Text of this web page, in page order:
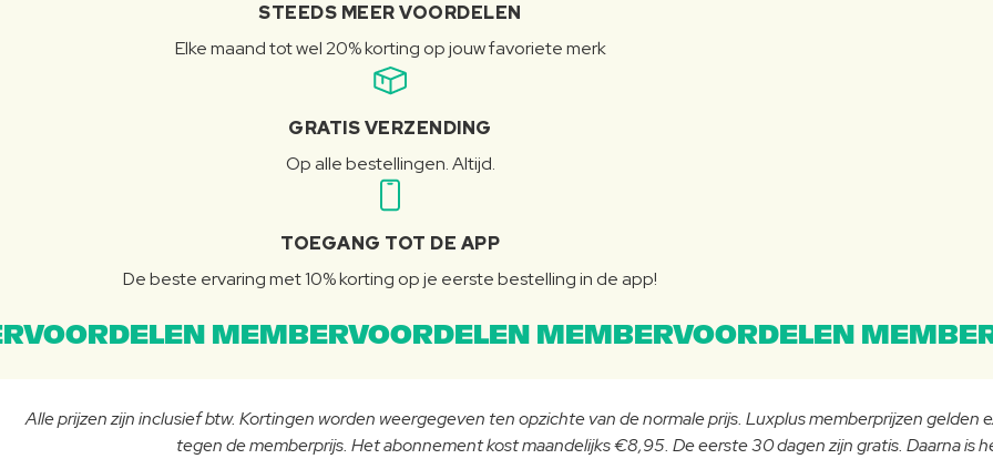
STEEDS MEER VOORDELEN
Elke maand tot wel 20% korting op jouw favoriete merk
GRATIS VERZENDING
Op alle bestellingen. Altijd.
TOEGANG TOT DE APP
De beste ervaring met 10% korting op je eerste bestelling in de app!
MEMBERVOORDELEN MEMBERVOORDELEN
Alle prijzen zijn inclusief btw. Kortingen worden weergegeven ten opzichte van de normale prijs. Luxplus memberprijzen
tegen de memberprijs. Het abonnement kost maandelijks €8,95. De eerste 30 dagen zijn gratis. Daarna is